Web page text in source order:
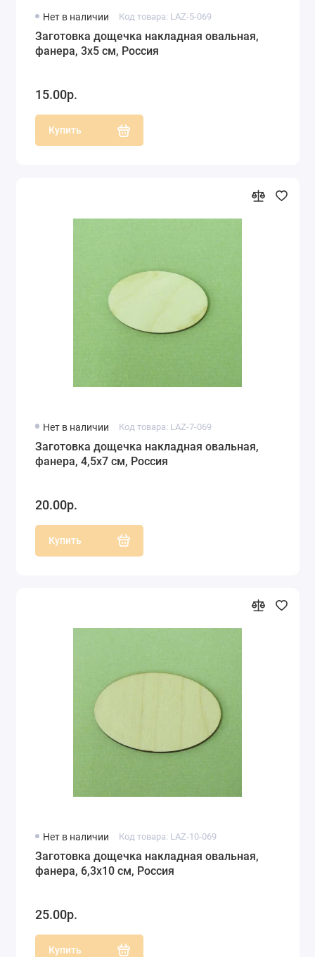
Нет в наличии Код товара: LAZ-5-069
Заготовка дощечка накладная овальная,
фанера, 3х5 см, Россия
15.00р.
Купить
Нет в наличии Код товара: LAZ-7-069
Заготовка дощечка накладная овальная,
фанера, 4,5х7 см, Россия
20.00р.
Купить
Нет в наличии Код товара: LAZ-10-069
Заготовка дощечка накладная овальная,
фанера, 6,3х10 см, Россия
25.00р.
Купить